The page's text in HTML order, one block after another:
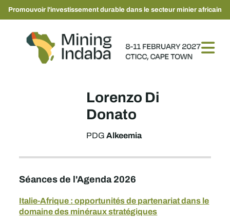
Promouvoir l'investissement durable dans le secteur minier africain
Lorenzo Di
Donato
PDGAlkeemia
Séances de l'Agenda 2026
Italie-Afrique : opportunités de partenariat dans le
domaine des minéraux stratégiques